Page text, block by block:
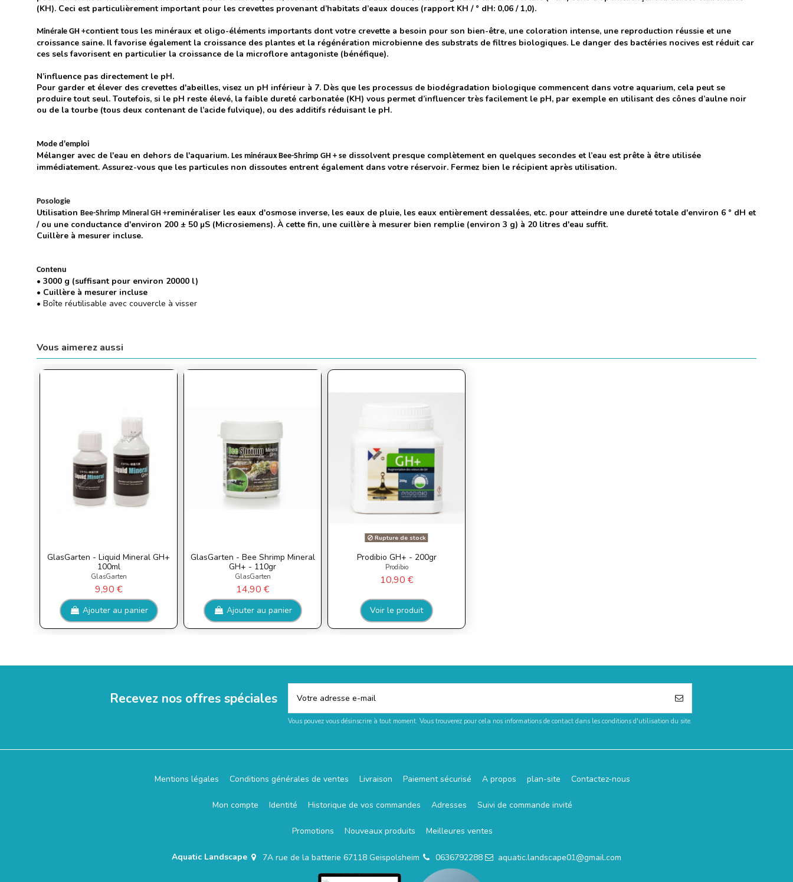
(KH). Ceci est particulièrement important pour les crevettes provenant d’habitats d’eaux douces (rapport KH / ° dH: 0,06 / 1,0).
Minérale GH +contient tous les minéraux et oligo-éléments importants dont votre crevette a besoin pour son bien-être, une coloration intense, une reproduction réussie et une
croissance saine. Il favorise également la croissance des plantes et la régénération microbienne des substrats de filtres biologiques. Le danger des bactéries nocives est réduit car
ces sels favorisent en particulier la croissance de la microflore antagoniste (bénéfique).
N’influence pas directement le pH.
Pour garder et élever des crevettes d'abeilles, visez un pH inférieur à 7. Dès que les processus de biodégradation biologique commencent dans votre aquarium, cela peut se
produire tout seul. Toutefois, si le pH reste élevé, la faible dureté carbonatée (KH) vous permet d’influencer très facilement le pH, par exemple en utilisant des cônes d’aulne noir
ou de la tourbe (tous deux contenant de l’acide fulvique), ou des additifs réduisant le pH.
Mode d'emploi
Mélanger avec de l'eau en dehors de l'aquarium. Les minéraux Bee-Shrimp GH + se dissolvent presque complètement en quelques secondes et l’eau est prête à être utilisée
immédiatement. Assurez-vous que les particules non dissoutes entrent également dans votre réservoir. Fermez bien le récipient après utilisation.
Posologie
Utilisation Bee-Shrimp Mineral GH +reminéraliser les eaux d'osmose inverse, les eaux de pluie, les eaux entièrement dessalées, etc. pour atteindre une dureté totale d'environ 6 ° dH et
/ ou une conductance d'environ 200 ± 50 µS (Microsiemens). À cette fin, une cuillère à mesurer bien remplie (environ 3 g) à 20 litres d'eau suffit.
Cuillère à mesurer incluse.
Contenu
• 3000 g (suffisant pour environ 20000 l)
• Cuillère à mesurer incluse
• Boîte réutilisable avec couvercle à visser
Vous aimerez aussi
GlasGarten - Liquid Mineral GH+
100ml
GlasGarten
9,90 €
Ajouter au panier
GlasGarten - Bee Shrimp Mineral
GH+ - 110gr
GlasGarten
14,90 €
Ajouter au panier
Rupture de stock
Prodibio GH+ - 200gr
Prodibio
10,90 €
Voir le produit
Recevez nos offres spéciales
Vous pouvez vous désinscrire à tout moment. Vous trouverez pour cela nos informations de contact dans les conditions d'utilisation du site.
Mentions légales Conditions générales de ventes Livraison Paiement sécurisé A propos plan-site Contactez-nous
Mon compte Identité Historique de vos commandes Adresses Suivi de commande invité
Promotions Nouveaux produits Meilleures ventes
Aquatic Landscape 7A rue de la batterie 67118 Geispolsheim 0636792288 aquatic.landscape01@gmail.com